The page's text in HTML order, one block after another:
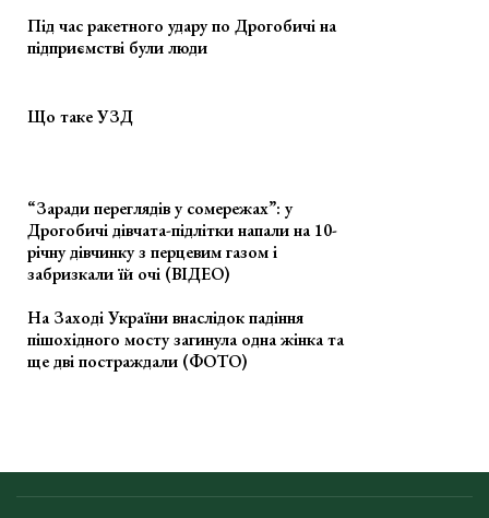
Під час ракетного удару по Дрогобичі на
підприємстві були люди
Що таке УЗД
“Заради переглядів у сомережах”: у
Дрогобичі дівчата-підлітки напали на 10-
річну дівчинку з перцевим газом і
забризкали їй очі (ВІДЕО)
На Заході України внаслідок падіння
пішохідного мосту загинула одна жінка та
ще дві постраждали (ФОТО)